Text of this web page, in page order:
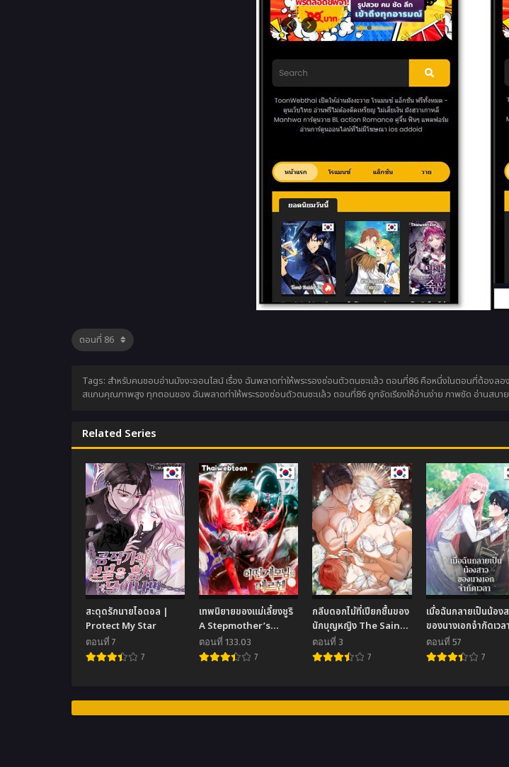
Tags: สำหรับคนชอบอ่านมังงะออนไลน์ เรื่อง ฉันพลาดท่าให้พระรองซ่อนตัวตนซะแล้ว ตอนที่86 คือหนึ่งในตอนที่ต้องล
สแกนคุณภาพสูง ทุกตอนของ ฉันพลาดท่าให้พระรองซ่อนตัวตนซะแล้ว ตอนที่86 ถูกจัดเรียงให้อ่านง่าย ภาพชัด อ่านสบา
Related Series
สะดุดรักนายไอดอล |
Protect My Star
ตอนที่ 7
7
เทพนิยายของแม่เลี้ยงชูริ
A Stepmother’s
Marchen
ตอนที่ 133.03
7
กลีบดอกไม้ที่เปียกชื้นของ
นักบุญหญิง The Saint’s
Petals Become Wet
ตอนที่ 3
7
เมื่อฉันกลายเป็นน้อง
ของนางเอกจำกัดเวลา
ตอนที่ 57
7